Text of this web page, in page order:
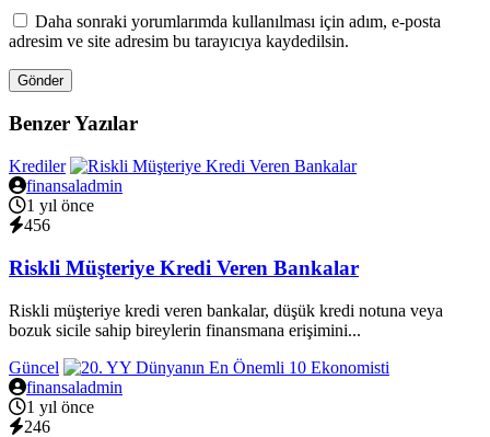
Daha sonraki yorumlarımda kullanılması için adım, e-posta
adresim ve site adresim bu tarayıcıya kaydedilsin.
Gönder
Benzer Yazılar
Krediler
finansaladmin
1 yıl önce
456
Riskli Müşteriye Kredi Veren Bankalar
Riskli müşteriye kredi veren bankalar, düşük kredi notuna veya
bozuk sicile sahip bireylerin finansmana erişimini...
Güncel
finansaladmin
1 yıl önce
246